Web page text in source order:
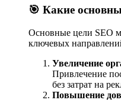
Мета-теги (Title,
Качественный
товаров/услуг с
Внутренняя
сайта для лучшей
4. Техническая SEO-
🎯 Какие
Основные цели SEO
ключевых
Увеличение
Привлечение
без затрат на
Повышение